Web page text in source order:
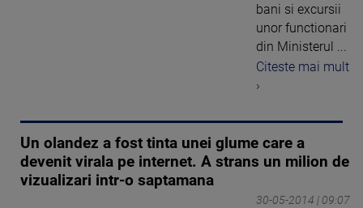
bani si excursii
unor functionari
din Ministerul ...
Citeste mai mult
›
Un olandez a fost tinta unei glume care a
devenit virala pe internet. A strans un milion de
vizualizari intr-o saptamana
30-05-2014 | 09:07